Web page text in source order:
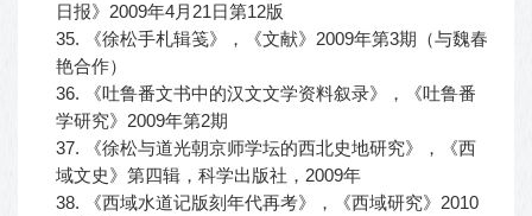
日报》2009年4月21日第12版
35. 《徐松手札辑笺》，《文献》2009年第3期（与魏春
艳合作）
36. 《吐鲁番文书中的汉文文学资料叙录》，《吐鲁番
学研究》2009年第2期
37. 《徐松与道光朝京师学坛的西北史地研究》，《西
域文史》第四辑，科学出版社，2009年
38. 《西域水道记版刻年代再考》，《西域研究》2010